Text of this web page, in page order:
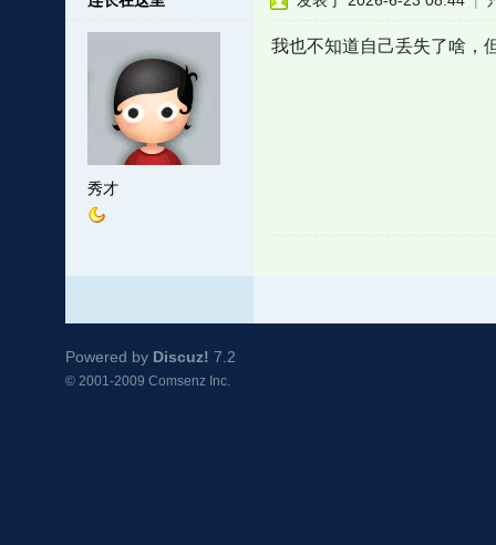
秀才
我也不知道自己丢失了啥，
Powered by Discuz! 7.2
© 2001-2009 Comsenz Inc.